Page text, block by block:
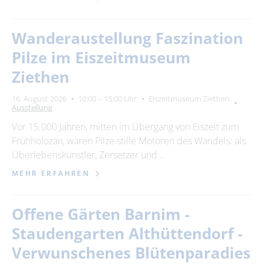
Wanderaustellung Faszination
Pilze im Eiszeitmuseum
Ziethen
16. August 2026 10:00 – 15:00 Uhr
Eiszeitmuseum Ziethen
Ausstellung
Vor 15.000 Jahren, mitten im Übergang von Eiszeit zum
Frühholozän, waren Pilze stille Motoren des Wandels: als
Überlebenskünstler, Zersetzer und …
MEHR ERFAHREN
Offene Gärten Barnim -
Staudengarten Althüttendorf -
Verwunschenes Blütenparadies